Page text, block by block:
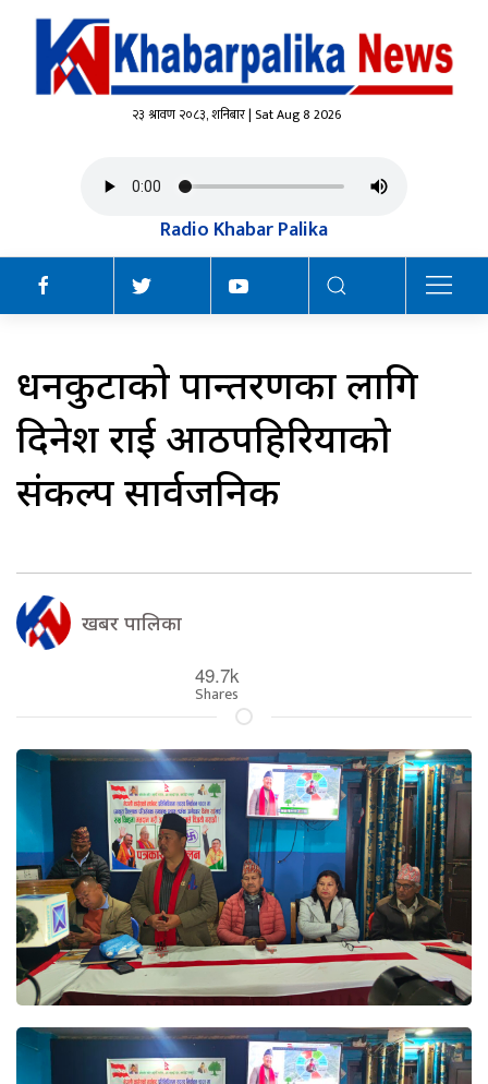
२३ श्रावण २०८३, शनिबार | Sat Aug 8 2026
Radio Khabar Palika
धनकुटाको रूपान्तरणका लागि
दिनेश राई आठपहिरियाको
संकल्प सार्वजनिक
खबर पालिका
49.7k
Shares